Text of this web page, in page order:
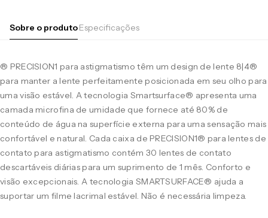
Sobre o produtoEspecificações
® PRECISION1 para astigmatismo têm um design de lente 8|4®
para manter a lente perfeitamente posicionada em seu olho para
uma visão estável. A tecnologia Smartsurface® apresenta uma
camada microfina de umidade que fornece até 80% de
conteúdo de água na superfície externa para uma sensação mais
confortável e natural. Cada caixa de PRECISION1® para lentes de
contato para astigmatismo contém 30 lentes de contato
descartáveis diárias para um suprimento de 1 mês. Conforto e
visão excepcionais. A tecnologia SMARTSURFACE® ajuda a
suportar um filme lacrimal estável. Não é necessária limpeza.